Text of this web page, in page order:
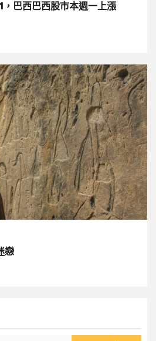
巴西巴西股市本週一上漲
戀